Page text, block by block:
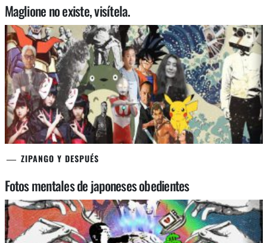
Maglione no existe, visítela.
ZIPANGO Y DESPUÉS
Fotos mentales de japoneses obedientes